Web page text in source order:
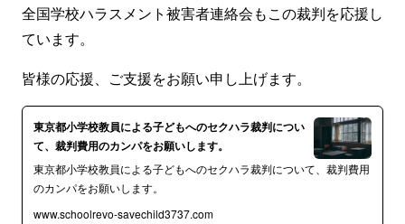
全国学校ハラスメント被害者連絡会もこの裁判を応援し
ています。
皆様の応援、ご支援をお願い申し上げます。
東京都小学校教員による子どもへのセクハラ裁判につい
て、裁判費用のカンパをお願いします。
東京都小学校教員による子どもへのセクハラ裁判について、裁判費用
のカンパをお願いします。
www.schoolrevo-savechild3737.com